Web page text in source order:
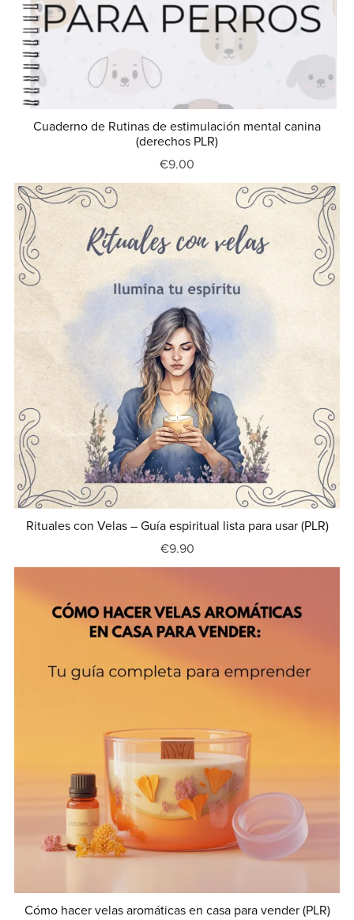
Cuaderno de Rutinas de estimulación mental canina
(derechos PLR)
€9.00
Rituales con Velas – Guía espiritual lista para usar (PLR)
€9.90
Cómo hacer velas aromáticas en casa para vender (PLR)